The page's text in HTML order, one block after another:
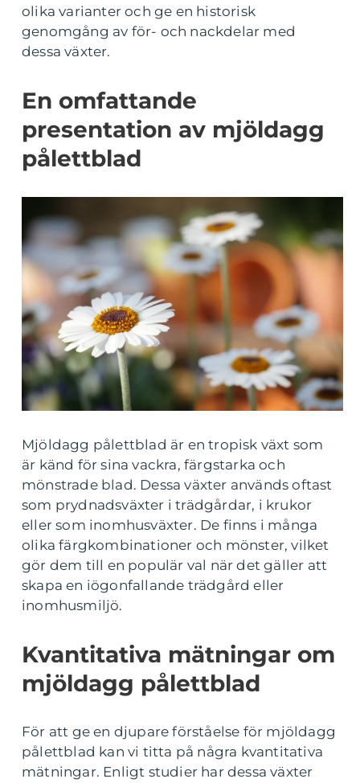
olika varianter och ge en historisk
genomgång av för- och nackdelar med
dessa växter.
En omfattande
presentation av mjöldagg
pålettblad
Mjöldagg pålettblad är en tropisk växt som
är känd för sina vackra, färgstarka och
mönstrade blad. Dessa växter används oftast
som prydnadsväxter i trädgårdar, i krukor
eller som inomhusväxter. De finns i många
olika färgkombinationer och mönster, vilket
gör dem till en populär val när det gäller att
skapa en iögonfallande trädgård eller
inomhusmiljö.
Kvantitativa mätningar om
mjöldagg pålettblad
För att ge en djupare förståelse för mjöldagg
pålettblad kan vi titta på några kvantitativa
mätningar. Enligt studier har dessa växter